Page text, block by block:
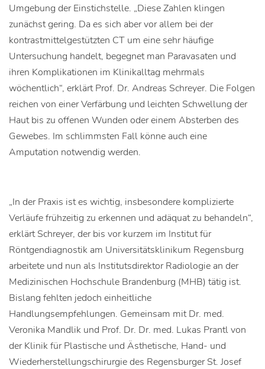
Umgebung der Einstichstelle. „Diese Zahlen klingen
zunächst gering. Da es sich aber vor allem bei der
kontrastmittelgestützten CT um eine sehr häufige
Untersuchung handelt, begegnet man Paravasaten und
ihren Komplikationen im Klinikalltag mehrmals
wöchentlich“, erklärt Prof. Dr. Andreas Schreyer. Die Folgen
reichen von einer Verfärbung und leichten Schwellung der
Haut bis zu offenen Wunden oder einem Absterben des
Gewebes. Im schlimmsten Fall könne auch eine
Amputation notwendig werden.
„In der Praxis ist es wichtig, insbesondere komplizierte
Verläufe frühzeitig zu erkennen und adäquat zu behandeln“,
erklärt Schreyer, der bis vor kurzem im Institut für
Röntgendiagnostik am Universitätsklinikum Regensburg
arbeitete und nun als Institutsdirektor Radiologie an der
Medizinischen Hochschule Brandenburg (MHB) tätig ist.
Bislang fehlten jedoch einheitliche
Handlungsempfehlungen. Gemeinsam mit Dr. med.
Veronika Mandlik und Prof. Dr. Dr. med. Lukas Prantl von
der Klinik für Plastische und Ästhetische, Hand- und
Wiederherstellungschirurgie des Regensburger St. Josef